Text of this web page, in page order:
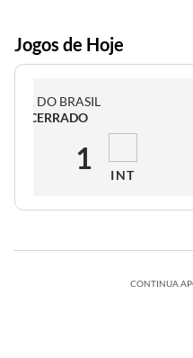
Jogos de Hoje
DO BRASIL
ENCERRADO
1 INT
CONTINUA